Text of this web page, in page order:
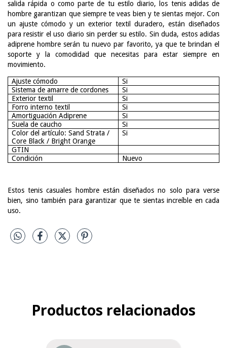
salida rápida o como parte de tu estilo diario, los tenis adidas de
hombre garantizan que siempre te veas bien y te sientas mejor. Con
un ajuste cómodo y un exterior textil duradero, están diseñados
para resistir el uso diario sin perder su estilo. Sin duda, estos adidas
adiprene hombre serán tu nuevo par favorito, ya que te brindan el
soporte y la comodidad que necesitas para estar siempre en
movimiento.
Ajuste cómodo
Si
Sistema de amarre de cordones
Si
Exterior textil
Si
Forro interno textil
Si
Amortiguación Adiprene
Si
Suela de caucho
Si
Color del artículo: Sand Strata /
Core Black / Bright Orange
Si
GTIN
Condición
Nuevo
Estos tenis casuales hombre están diseñados no solo para verse
bien, sino también para garantizar que te sientas increíble en cada
uso.
Productos relacionados